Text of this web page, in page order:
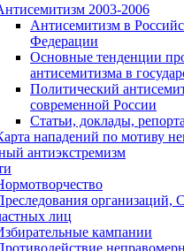
2003-2006
Антисемитизм в
Федерации
Основные тенденции
антисемитизма в
Политический
современной России
Статьи, доклады,
нападений по мотиву
антиэкстремизм
лиц
кампании